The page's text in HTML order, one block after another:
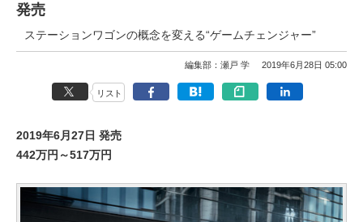
発売
ステーションワゴンの概念を変える“ゲームチェンジャー”
編集部：瀬戸 学 2019年6月28日 05:00
リスト
2019年6月27日 発売
442万円～517万円